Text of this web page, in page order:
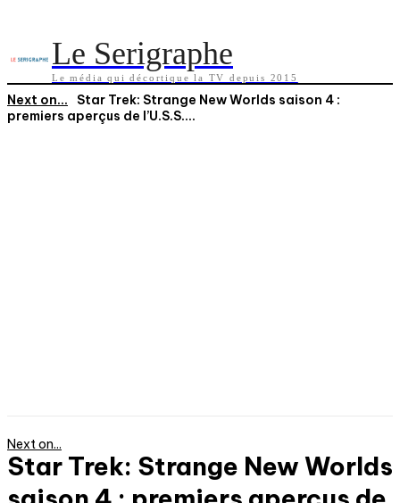
Le Serigraphe
Le média qui décortique la TV depuis 2015
Next on...
Star Trek: Strange New Worlds saison 4 :
premiers aperçus de l’U.S.S....
Next on...
Star Trek: Strange New Worlds